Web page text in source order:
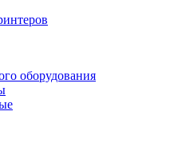
оборудования